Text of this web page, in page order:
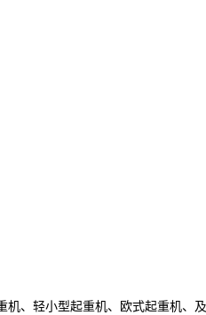
、轻小型起重机、欧式起重机、